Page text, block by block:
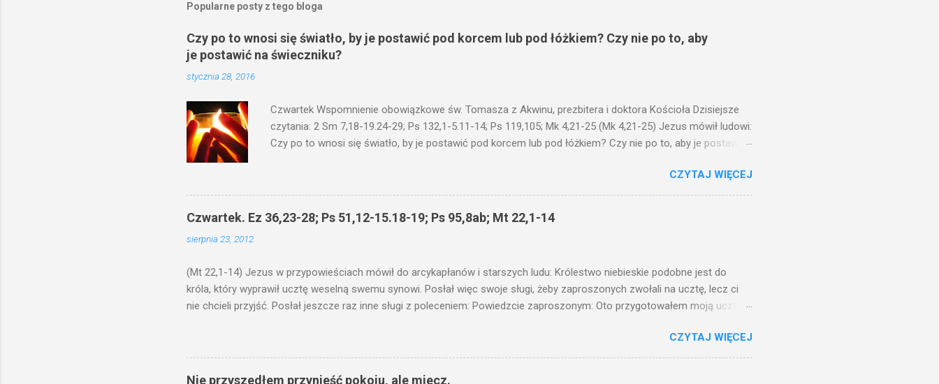
Popularne posty z tego bloga
Czy po to wnosi się światło, by je postawić pod korcem lub pod łóżkiem? Czy nie po to, aby
je postawić na świeczniku?
stycznia 28, 2016
Czwartek Wspomnienie obowiązkowe św. Tomasza z Akwinu, prezbitera i doktora Kościoła Dzisiejsze
czytania: 2 Sm 7,18-19.24-29; Ps 132,1-5.11-14; Ps 119,105; Mk 4,21-25 (Mk 4,21-25) Jezus mówił ludowi:
Czy po to wnosi się światło, by je postawić pod korcem lub pod łóżkiem? Czy nie po to, aby je postawić
niechaj słucha. I mówił im: Uważajcie na to, czego słuchacie. Taką samą miarą, jaką wy mierzycie,
odmierzą wam i jeszcze wam dołożą. Bo kto ma, temu będzie dane; a kto nie ma, pozbawią go i tego, co
ma. W dzisiejszym fragmencie z Ewangelii Jezus kontynuuje przypowieści.... Czy po to wnosi się światło,
by je postawić pod korcem lub pod łóżkiem? Czy nie po to, aby je postawić na świeczniku? Nie ma
CZYTAJ WIĘCEJ
Czwartek. Ez 36,23-28; Ps 51,12-15.18-19; Ps 95,8ab; Mt 22,1-14
sierpnia 23, 2012
(Mt 22,1-14) Jezus w przypowieściach mówił do arcykapłanów i starszych ludu: Królestwo niebieskie podobne jest do
króla, który wyprawił ucztę weselną swemu synowi. Posłał więc swoje sługi, żeby zaproszonych zwołali na ucztę, lecz ci
nie chcieli przyjść. Posłał jeszcze raz inne sługi z poleceniem: Powiedzcie zaproszonym: Oto przygotowałem moją ucztę:
swoje pole, drugi do swego kupiectwa, a inni pochwycili jego sługi i znieważywszy [ich], pozabijali. Na to król uniósł się
gniewem. Posłał swe wojska i kazał wytracić owych zabójców, a miasto ich spalić. Wtedy rzekł swoim sługom: Uczta
wprawdzie jest gotowa, lecz zaproszeni nie byli jej godni. Idźcie więc na rozstajne drogi i zaproście na ucztę wszystkich,
CZYTAJ WIĘCEJ
Nie przyszedłem przynieść pokoju, ale miecz.